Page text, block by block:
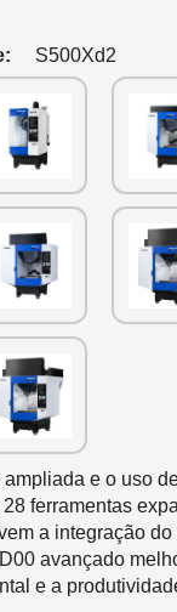
S500Xd2
e o uso
ferramentas
a integração do
avançado
e a